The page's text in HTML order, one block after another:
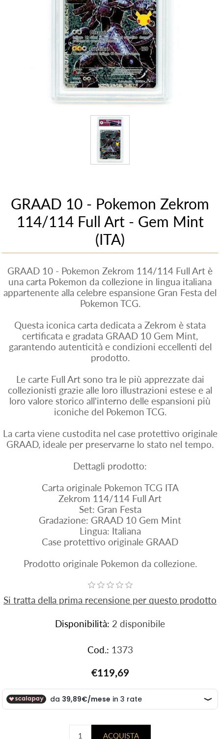
GRAAD 10 - Pokemon Zekrom
114/114 Full Art - Gem Mint
(ITA)
GRAAD 10 - Pokemon Zekrom 114/114 Full Art è
una carta Pokemon da collezione in lingua italiana
appartenente alla celebre espansione Gran Festa del
Pokemon TCG.
Questa iconica carta dedicata a Zekrom è stata
certificata e gradata GRAAD 10 Gem Mint,
garantendo autenticità e condizioni eccellenti del
prodotto.
Le carte Full Art sono tra le più apprezzate dai
collezionisti grazie alle loro illustrazioni estese e al
loro valore storico all'interno delle espansioni più
iconiche del Pokemon TCG.
La carta viene custodita nel case protettivo originale
GRAAD, ideale per preservarne lo stato nel tempo.
Dettagli prodotto:
Carta originale Pokemon TCG ITA
Zekrom 114/114 Full Art
Set: Gran Festa
Gradazione: GRAAD 10 Gem Mint
Lingua: Italiana
Case protettivo originale GRAAD
Prodotto originale Pokemon da collezione.
Si tratta della prima recensione per questo prodotto
Disponibilità: 2 disponibile
Cod.: 1373
€119,69